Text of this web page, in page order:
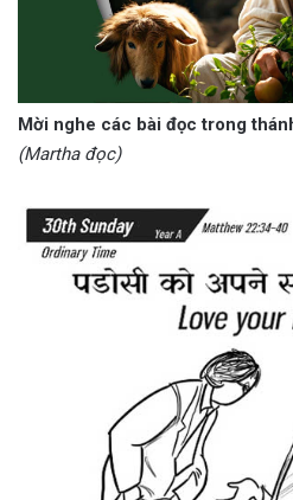
Mời nghe các bài đọc trong
(Martha đọc)